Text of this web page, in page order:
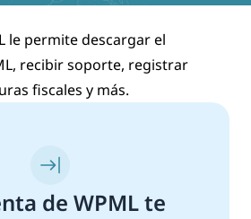
le permite descargar el
recibir soporte, registrar
fiscales y más.
de WPML te